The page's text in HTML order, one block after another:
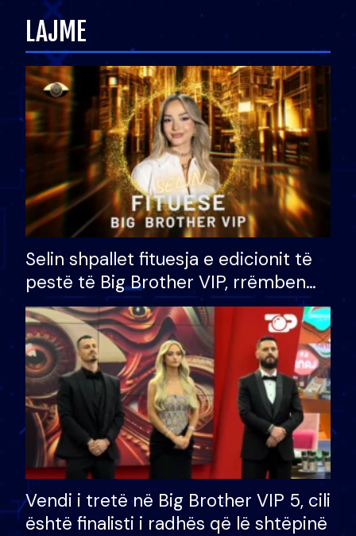
LAJME
Selin shpallet fituesja e edicionit të
pestë të Big Brother VIP, rrëmben
çmimin e madh prej 100 mijë eurosh
Vendi i tretë në Big Brother VIP 5, cili
është finalisti i radhës që lë shtëpinë